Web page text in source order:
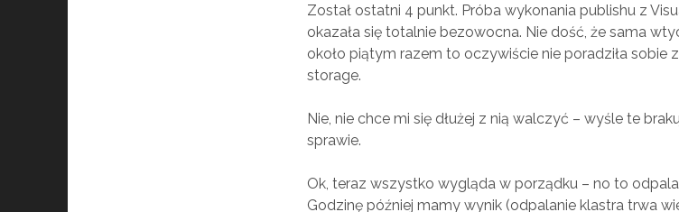
Został ostatni 4 punkt. Próba wykonania publishu z
okazała się totalnie bezowocna. Nie dość, że sama
około piątym razem to oczywiście nie poradziła sobie
storage.
Nie, nie chce mi się dłużej z nią walczyć – wyśle te
sprawie.
Ok, teraz wszystko wygląda w porządku – no to
Godzinę później mamy wynik (odpalanie klastra trwa